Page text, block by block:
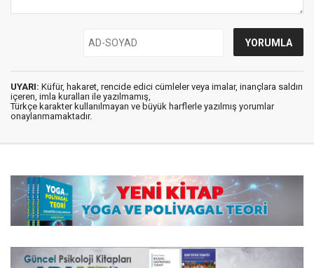
UYARI: Küfür, hakaret, rencide edici cümleler veya imalar, inançlara saldırı
içeren, imla kuralları ile yazılmamış,
Türkçe karakter kullanılmayan ve büyük harflerle yazılmış yorumlar
onaylanmamaktadır.